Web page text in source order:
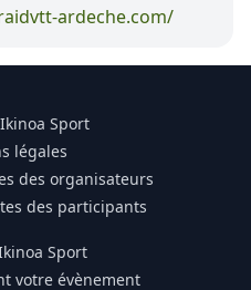
ardeche.com/
Sport
légales
des organisateurs
des participants
Sport
votre évènement